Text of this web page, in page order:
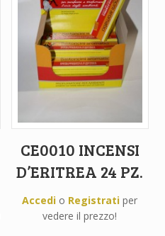
CE0010 INCENSI
D’ERITREA 24 PZ.
Accedi o Registrati per
vedere il prezzo!